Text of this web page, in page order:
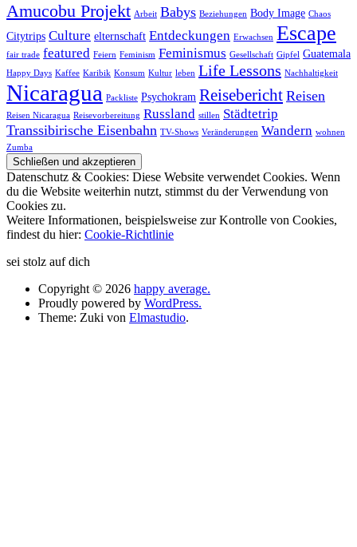
Amucobu Projekt Arbeit Babys Beziehungen Body Image Chaos
Citytrips Culture elternschaft Entdeckungen Erwachsen Escape
fair trade featured Feiern Feminism Feminismus Gesellschaft Gipfel Guatemala
Happy Days Kaffee Karibik Konsum Kultur leben Life Lessons Nachhaltigkeit
Nicaragua Packliste Psychokram Reisebericht Reisen
Reisen Nicaragua Reisevorbereitung Russland stillen Städtetrip
Transsibirische Eisenbahn TV-Shows Veränderungen Wandern wohnen
Zumba
Datenschutz & Cookies: Diese Website verwendet Cookies. Wenn
du die Website weiterhin nutzt, stimmst du der Verwendung von
Cookies zu.
Weitere Informationen, beispielsweise zur Kontrolle von Cookies,
findest du hier: Cookie-Richtlinie
sei stolz auf dich
Copyright © 2026 happy average.
Proudly powered by WordPress.
Theme: Zuki von Elmastudio.